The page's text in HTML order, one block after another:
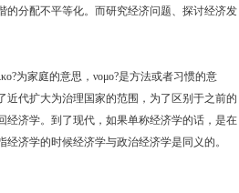
的分配不平等化。而研究经济问题、探讨经济发
为家庭的意思，νομο?是方法或者习惯的意
代扩大为治理国家的范围，为了区别于之前的
经济学。到了现代，如果单称经济学的话，是在
济学的时候经济学与政治经济学是同义的。